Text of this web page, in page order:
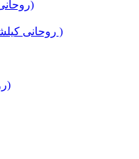
Ruhani Bakhoor Stick (روحانی بخورسٹک)
Ruhani Calcium Powder (روحانی کیلشیم پاؤڈر )
Ruhani Choharay (روحانی چھوہارے)